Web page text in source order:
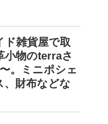
ド雑貨屋で取
小物のterraさ
。ミニポシェ
、財布などな